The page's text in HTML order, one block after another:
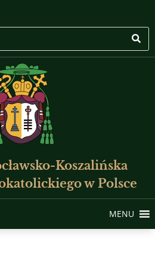
Koszalińska
w Polsce
MENU